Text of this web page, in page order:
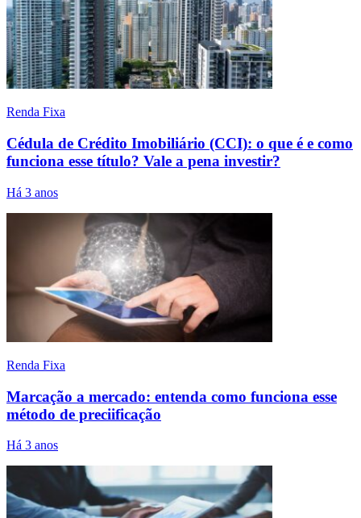
Renda Fixa
Cédula de Crédito Imobiliário (CCI): o que é e como
funciona esse título? Vale a pena investir?
Há 3 anos
Renda Fixa
Marcação a mercado: entenda como funciona esse
método de preciificação
Há 3 anos